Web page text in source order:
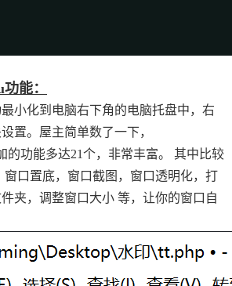
能：
小化到电脑右下角的电脑托盘中，右
置。屋主简单数了一下，
的功能多达21个，非常丰富。 其中比较
窗口置底，窗口截图，窗口透明化，打
夹，调整窗口大小 等，让你的窗口自